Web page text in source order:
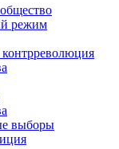
режим
выборы